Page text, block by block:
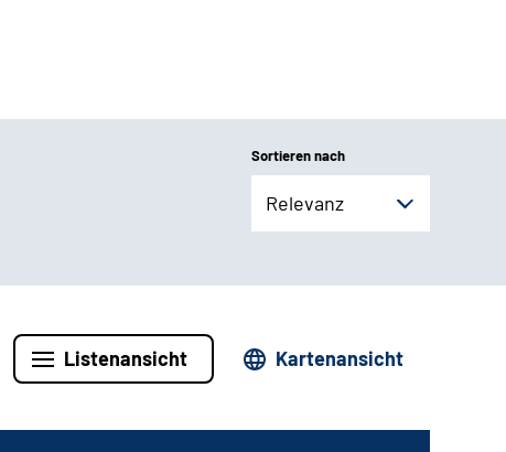
Sortieren nach
Relevanz
Listenansicht Kartenansicht